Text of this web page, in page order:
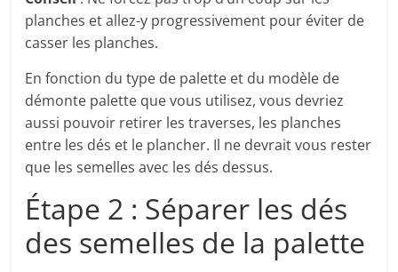
planches et allez-y progressivement pour éviter de
casser les planches.
En fonction du type de palette et du modèle de
démonte palette que vous utilisez, vous devriez
aussi pouvoir retirer les traverses, les planches
entre les dés et le plancher. Il ne devrait vous rester
que les semelles avec les dés dessus.
Étape 2 : Séparer les dés
des semelles de la palette